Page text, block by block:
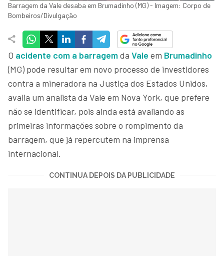
Barragem da Vale desaba em Brumadinho (MG) - Imagem: Corpo de
Bombeiros/Divulgação
O acidente com a barragemda Vale em Brumadinho
(MG) pode resultar em novo processo de investidores
contra a mineradora na Justiça dos Estados Unidos,
avalia um analista da Vale em Nova York, que prefere
não se identificar, pois ainda está avaliando as
primeiras informações sobre o rompimento da
barragem, que já repercutem na imprensa
internacional.
CONTINUA DEPOIS DA PUBLICIDADE